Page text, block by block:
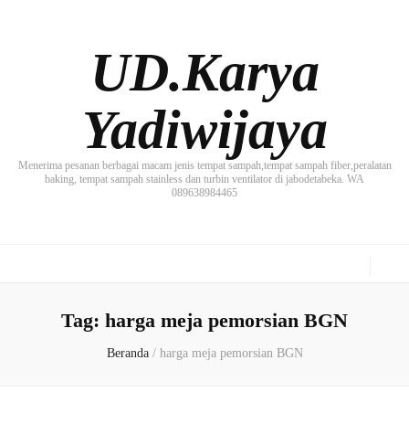
UD.Karya
Yadiwijaya
Menerima pesanan berbagai macam jenis tempat sampah,tempat sampah fiber,peralatan
baking, tempat sampah stainless dan turbin ventilator di jabodetabeka. WA
089638984465
Tag: harga meja pemorsian BGN
Beranda / harga meja pemorsian BGN